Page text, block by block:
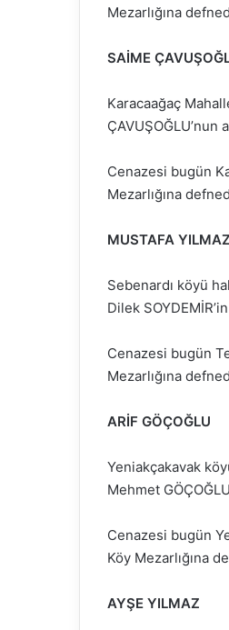
Mezarlığına
SAİME
Karacaağaç
Cenazesi bugün
Mezarlığına
MUSTAFA YILMAZ
Sebenardı köyü
Dilek
Cenazesi bugün
Mezarlığına
ARİF GÖÇOĞLU
Yeniakçakavak
Mehmet
Cenazesi bugün
Köy Mezarlığına
AYŞE YILMAZ